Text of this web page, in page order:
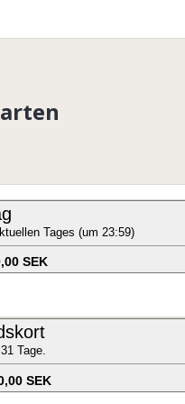
Tages (um 23:59)
SEK
Tage.
SEK